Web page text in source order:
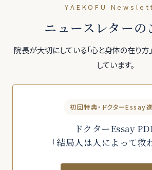
YAEKOFU
ニュースレターの
院長が大切にしている「心と身体の在り方
しています。
初回特典・ドクターEssay
ドクターEssay
「結局人は人によって救